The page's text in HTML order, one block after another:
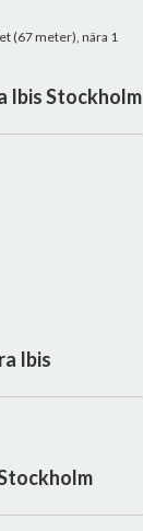
(67 meter), nära 1
Ibis Stockholm
Ibis